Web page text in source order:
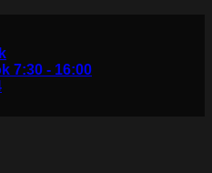
7:30 - 16:00